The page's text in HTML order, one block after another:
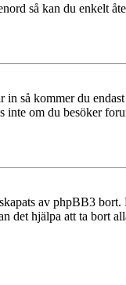
så kan du enkelt
så kommer du
om du besöker
av phpBB3
det hjälpa att ta bort